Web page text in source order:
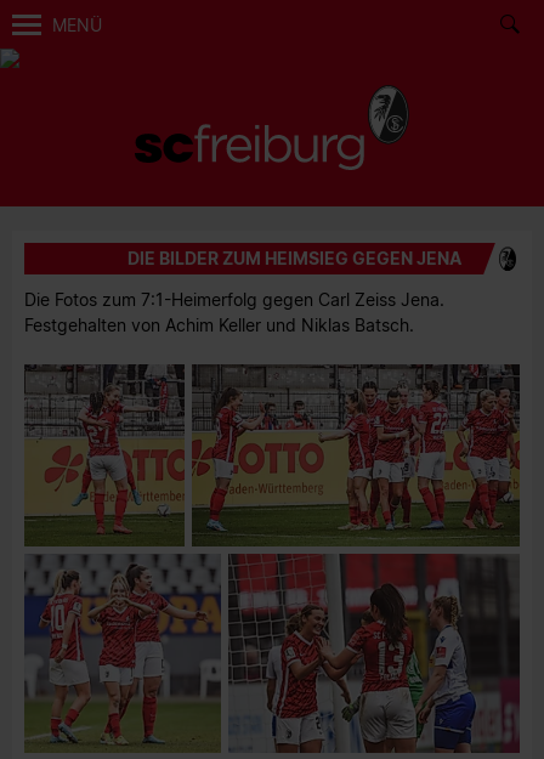
MENÜ
DIE BILDER ZUM HEIMSIEG GEGEN JENA
Die Fotos zum 7:1-Heimerfolg gegen Carl Zeiss Jena.
Festgehalten von Achim Keller und Niklas Batsch.